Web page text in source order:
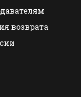
возврата